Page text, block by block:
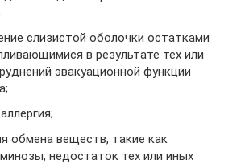
слизистой оболочки остатками
в результате тех или
эвакуационной функции
обмена веществ, такие как
недостаток тех или иных